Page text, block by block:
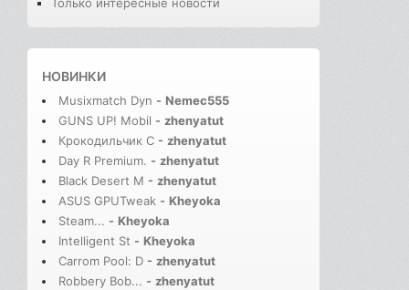
Только интересные новости
НОВИНКИ
Musixmatch Dyn - Nemec555
GUNS UP! Mobil - zhenyatut
Крокодильчик С - zhenyatut
Day R Premium. - zhenyatut
Black Desert M - zhenyatut
ASUS GPUTweak - Kheyoka
Steam... - Kheyoka
Intelligent St - Kheyoka
Carrom Pool: D - zhenyatut
Robbery Bob... - zhenyatut